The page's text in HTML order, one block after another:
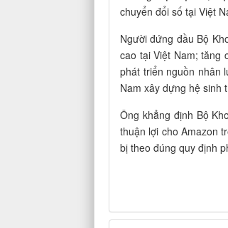
chuyển đổi số tại Việt
Người đứng đầu Bộ
cao tại Việt Nam; tăng
phát triển nguồn nhân
Nam xây dựng hệ sinh
Ông khẳng định Bộ
thuận lợi cho Amazon
bị theo đúng quy định